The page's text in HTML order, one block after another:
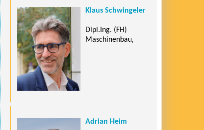
Klaus Schwingeler
Dipl.Ing. (FH)
Maschinenbau,
Adrian Heim